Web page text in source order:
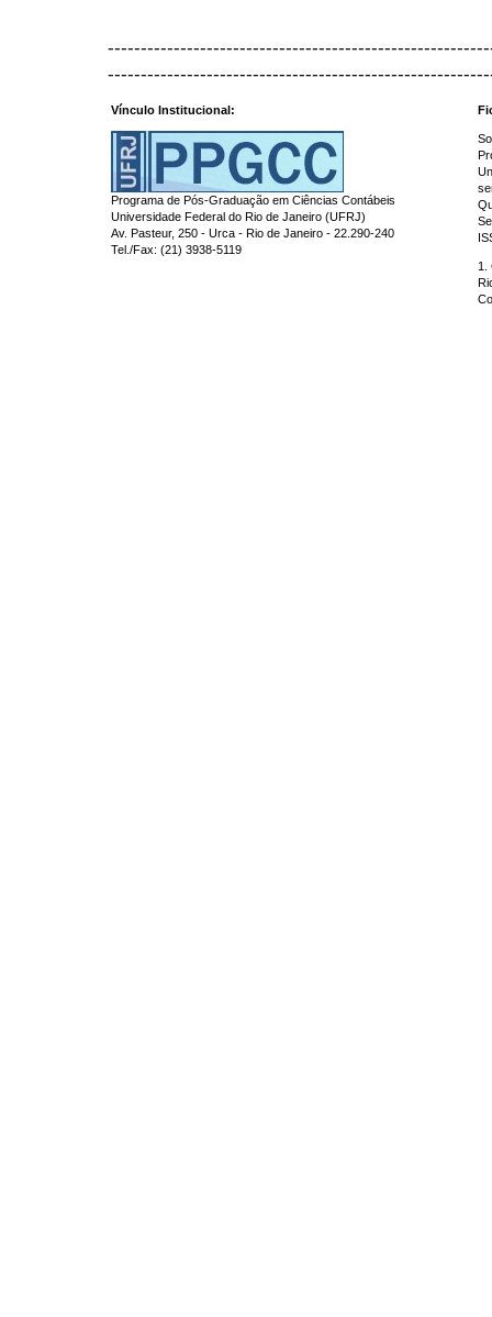
Vínculo Institucional:
Programa de Pós-Graduação em Ciências Contábeis
Universidade Federal do Rio de Janeiro (UFRJ)
Av. Pasteur, 250 - Urca - Rio de Janeiro - 22.290-240
Tel./Fax: (21) 3938-5119
1.